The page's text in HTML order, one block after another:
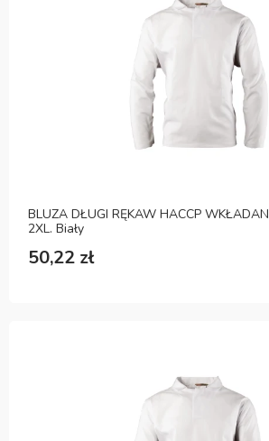
BLUZA DŁUGI RĘKAW HACCP
2XL. Biały
50,22 zł